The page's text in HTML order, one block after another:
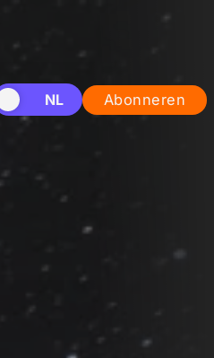
EN NL Abonneren